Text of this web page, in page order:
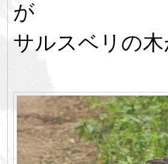
が
サルスベリの